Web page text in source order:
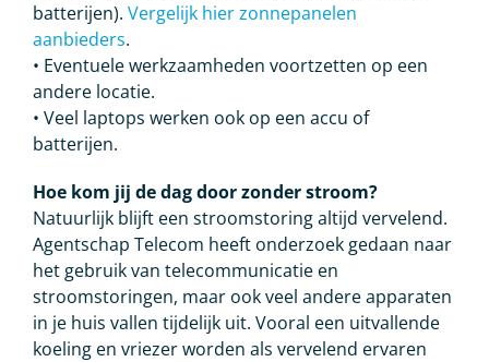
batterijen). Vergelijk hier zonnepanelen
aanbieders.
• Eventuele werkzaamheden voortzetten op een
andere locatie.
• Veel laptops werken ook op een accu of
batterijen.
Hoe kom jij de dag door zonder stroom?
Natuurlijk blijft een stroomstoring altijd vervelend.
Agentschap Telecom heeft onderzoek gedaan naar
het gebruik van telecommunicatie en
stroomstoringen, maar ook veel andere apparaten
in je huis vallen tijdelijk uit. Vooral een uitvallende
koeling en vriezer worden als vervelend ervaren